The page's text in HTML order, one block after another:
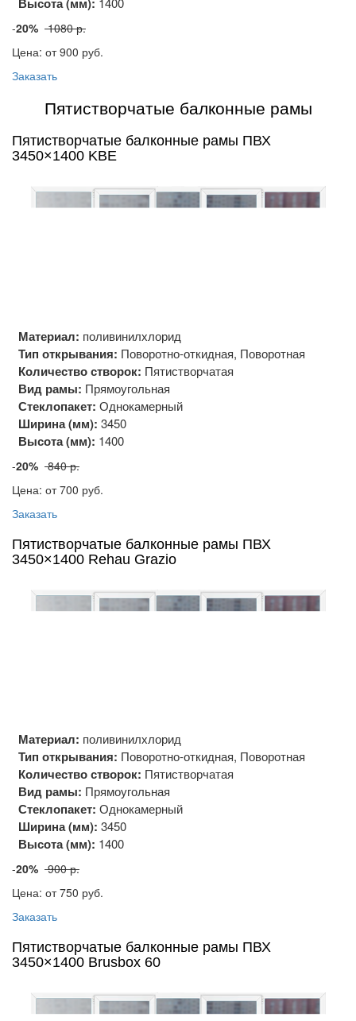
Высота (мм):
-20% 1080 р.
Цена: от 900 руб.
Заказать
Пятистворчатые балконные рамы
Пятистворчатые балконные рамы ПВХ
3450×1400 KBE
Материал: поливинилхлорид
Тип открывания: Поворотно-откидная, Поворотная
Количество створок: Пятистворчатая
Вид рамы: Прямоугольная
Стеклопакет: Однокамерный
Ширина (мм): 3450
Высота (мм): 1400
-20% 840 р.
Цена: от 700 руб.
Заказать
Пятистворчатые балконные рамы ПВХ
3450×1400 Rehau Grazio
Материал: поливинилхлорид
Тип открывания: Поворотно-откидная, Поворотная
Количество створок: Пятистворчатая
Вид рамы: Прямоугольная
Стеклопакет: Однокамерный
Ширина (мм): 3450
Высота (мм): 1400
-20% 900 р.
Цена: от 750 руб.
Заказать
Пятистворчатые балконные рамы ПВХ
3450×1400 Brusbox 60